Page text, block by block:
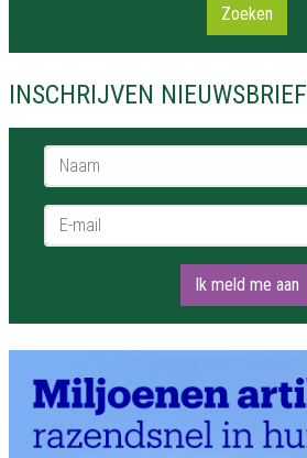
Zoeken
INSCHRIJVEN NIEUWSBRIEF
Naam *
E-mail *
Ik meld me aan